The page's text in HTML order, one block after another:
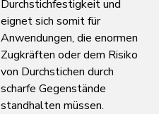
Durchstichfestigkeit und
eignet sich somit für
Anwendungen, die enormen
Zugkräften oder dem Risiko
von Durchstichen durch
scharfe Gegenstände
standhalten müssen.